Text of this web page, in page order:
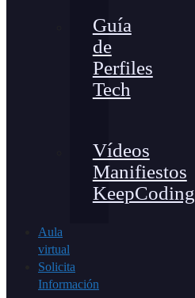
Guía
de
Perfiles
Tech
Vídeos
Manifiestos
KeepCoding
Aula
virtual
Solicita
Información